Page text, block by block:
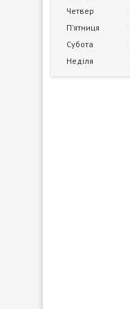
Четвер
Пʼятниця
Субота
Неділя